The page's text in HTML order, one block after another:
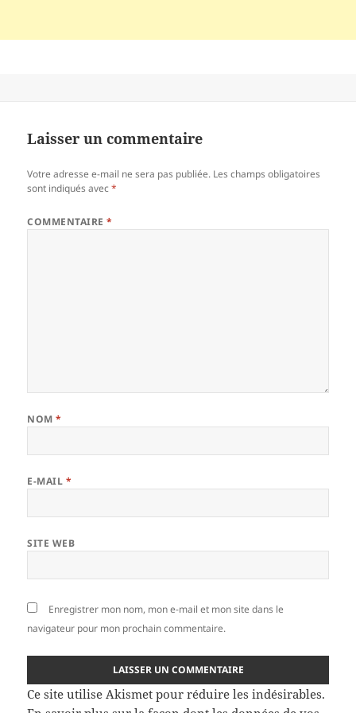
Laisser un commentaire
Votre adresse e-mail ne sera pas publiée. Les champs obligatoires
sont indiqués avec*
COMMENTAIRE*
NOM*
E-MAIL *
SITE WEB
Enregistrer mon nom, mon e-mail et mon site dans le
navigateur pour mon prochain commentaire.
Ce site utilise Akismet pour réduire les indésirables.